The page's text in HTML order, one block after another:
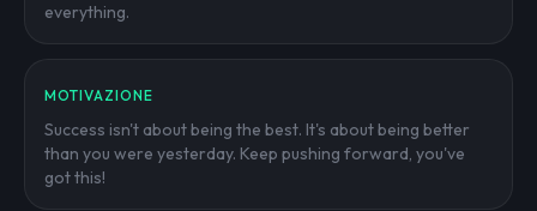
everything.
MOTIVAZIONE
Success isn't about being the best. It's about being better
than you were yesterday. Keep pushing forward, you've
got this!